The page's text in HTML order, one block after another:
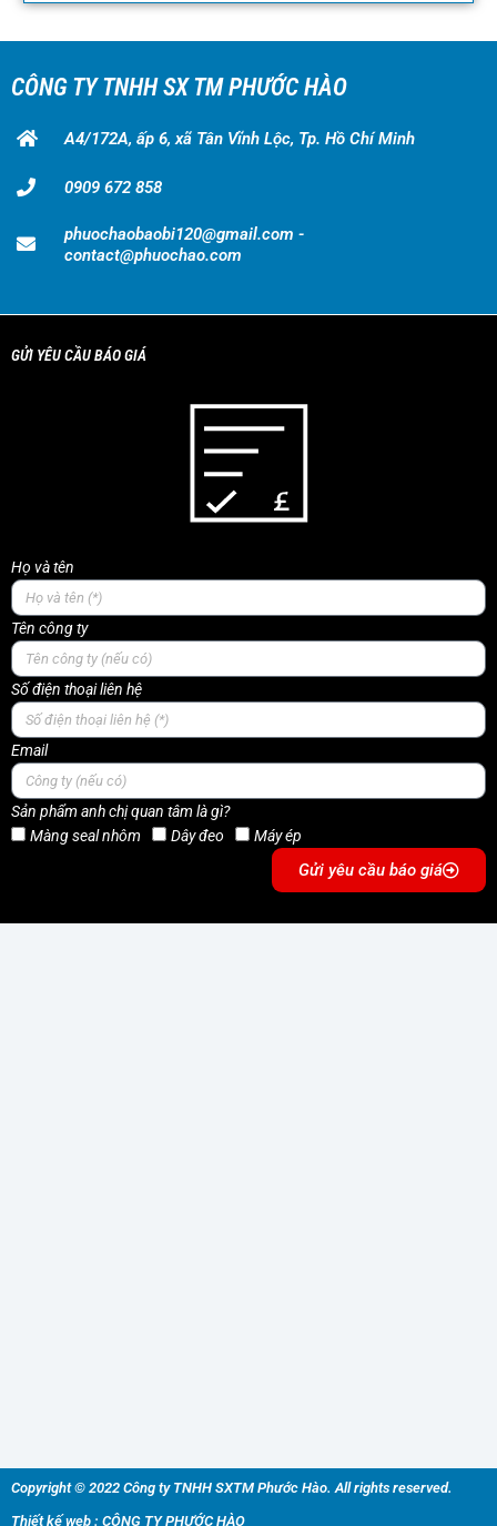
CÔNG TY TNHH SX TM PHƯỚC HÀO
A4/172A, ấp 6, xã Tân Vĩnh Lộc, Tp. Hồ Chí Minh
0909 672 858
phuochaobaobi120@gmail.com -
contact@phuochao.com
GỬI YÊU CẦU BÁO GIÁ
Họ và tên
Tên công ty
Số điện thoại liên hệ
Email
Sản phẩm anh chị quan tâm là gì?
Màng seal nhôm
Dây đeo Máy ép
Gửi yêu cầu báo giá
Copyright © 2022 Công ty TNHH SXTM Phước Hào. All rights reserved.
Thiết kế web : CÔNG TY PHƯỚC HÀO